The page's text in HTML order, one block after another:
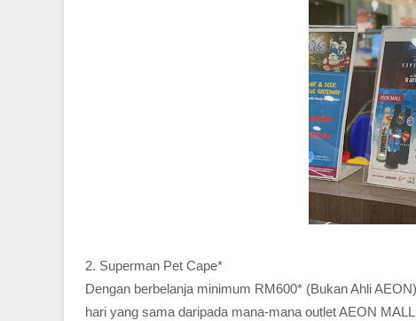
2. Superman Pet Cape*
Dengan berbelanja minimum RM600* (Bukan Ahli
hari yang sama daripada mana-mana outlet AEON